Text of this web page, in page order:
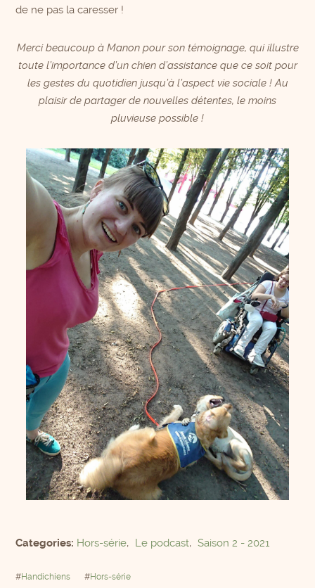
de ne pas la caresser !
Merci beaucoup à Manon pour son témoignage, qui illustre
toute l’importance d’un chien d’assistance que ce soit pour
les gestes du quotidien jusqu’à l’aspect vie sociale ! Au
plaisir de partager de nouvelles détentes, le moins
pluvieuse possible !
Categories: Hors-série, Le podcast, Saison 2 - 2021
#Handichiens #Hors-série